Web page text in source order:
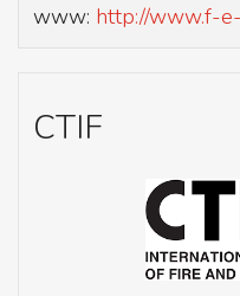
www: http://www.f-
CTIF